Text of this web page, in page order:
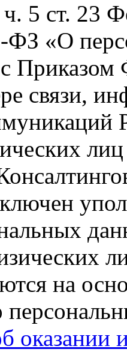
5 ст. 23
«О
с
связи,
на
оказании